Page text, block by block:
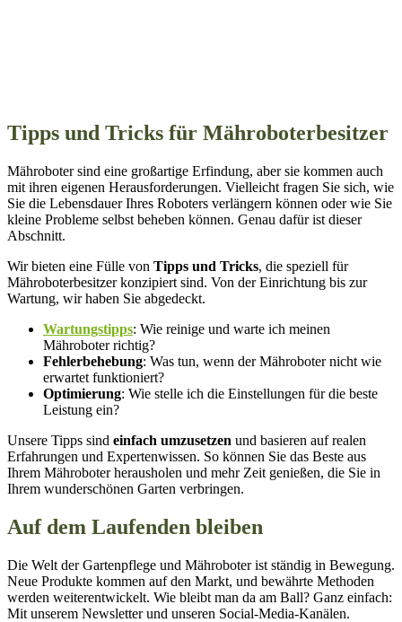
Tipps und Tricks für Mähroboterbesitzer
Mähroboter sind eine großartige Erfindung, aber sie kommen auch
mit ihren eigenen Herausforderungen. Vielleicht fragen Sie sich, wie
Sie die Lebensdauer Ihres Roboters verlängern können oder wie Sie
kleine Probleme selbst beheben können. Genau dafür ist dieser
Abschnitt.
Wir bieten eine Fülle von Tipps und Tricks, die speziell für
Mähroboterbesitzer konzipiert sind. Von der Einrichtung bis zur
Wartung, wir haben Sie abgedeckt.
Wartungstipps: Wie reinige und warte ich meinen
Mähroboter richtig?
Fehlerbehebung: Was tun, wenn der Mähroboter nicht wie
erwartet funktioniert?
Optimierung: Wie stelle ich die Einstellungen für die beste
Leistung ein?
Unsere Tipps sind einfach umzusetzen und basieren auf realen
Erfahrungen und Expertenwissen. So können Sie das Beste aus
Ihrem Mähroboter herausholen und mehr Zeit genießen, die Sie in
Ihrem wunderschönen Garten verbringen.
Auf dem Laufenden bleiben
Die Welt der Gartenpflege und Mähroboter ist ständig in Bewegung.
Neue Produkte kommen auf den Markt, und bewährte Methoden
werden weiterentwickelt. Wie bleibt man da am Ball? Ganz einfach:
Mit unserem Newsletter und unseren Social-Media-Kanälen.